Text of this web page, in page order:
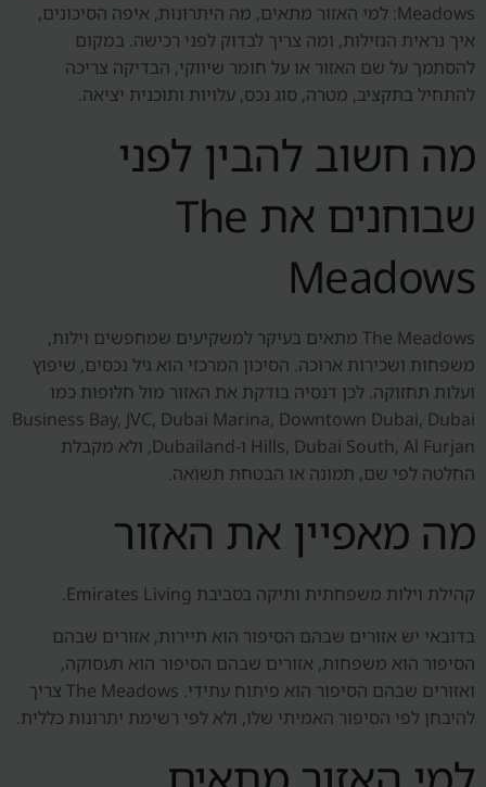
Meadows: למי האזור מתאים, מה היתרונות, איפה הסיכונים,
איך נראית הנזילות, ומה צריך לבדוק לפני רכישה. במקום
להסתמך על שם האזור או על חומר שיווקי, הבדיקה צריכה
להתחיל בתקציב, מטרה, סוג נכס, עלויות ותוכנית יציאה.
מה חשוב להבין לפני
שבוחנים את The
Meadows
The Meadows מתאים בעיקר למשקיעים שמחפשים וילות,
משפחות ושכירות ארוכה. הסיכון המרכזי הוא גיל נכסים, שיפוץ
ועלות תחזוקה. לכן דנסיה בודקת את האזור מול חלופות כמו
Business Bay, JVC, Dubai Marina, Downtown Dubai, Dubai
Hills, Dubai South, Al Furjan ו-Dubailand, ולא מקבלת
החלטה לפי שם, תמונה או הבטחת תשואה.
מה מאפיין את האזור
קהילת וילות משפחתית ותיקה בסביבת Emirates Living.
בדובאי יש אזורים שבהם הסיפור הוא תיירות, אזורים שבהם
הסיפור הוא משפחות, אזורים שבהם הסיפור הוא תעסוקה,
ואזורים שבהם הסיפור הוא פיתוח עתידי. The Meadows צריך
להיבחן לפי הסיפור האמיתי שלו, ולא לפי רשימת יתרונות כללית.